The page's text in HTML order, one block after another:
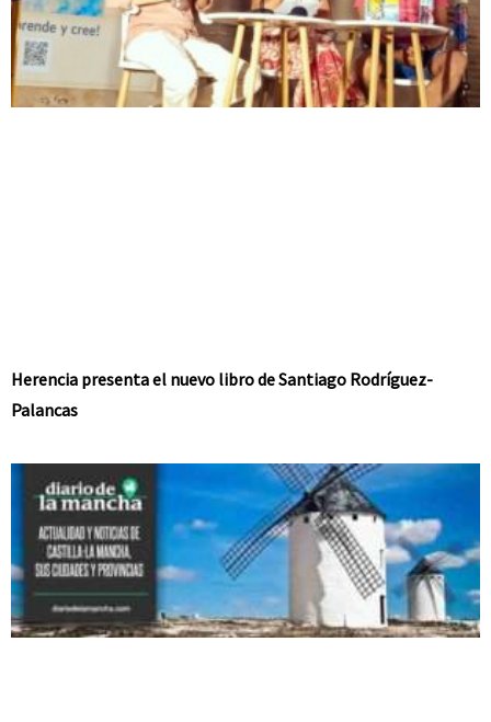
Herencia presenta el nuevo libro de Santiago Rodríguez-
Palancas